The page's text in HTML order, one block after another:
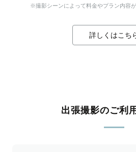
※撮影シーンによって料金やプラン内容
詳しくはこち
出張撮影のご利